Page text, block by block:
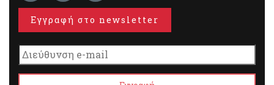
Εγγραφή στο newsletter